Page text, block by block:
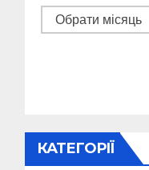
Архіви
КАТЕГОРІЇ